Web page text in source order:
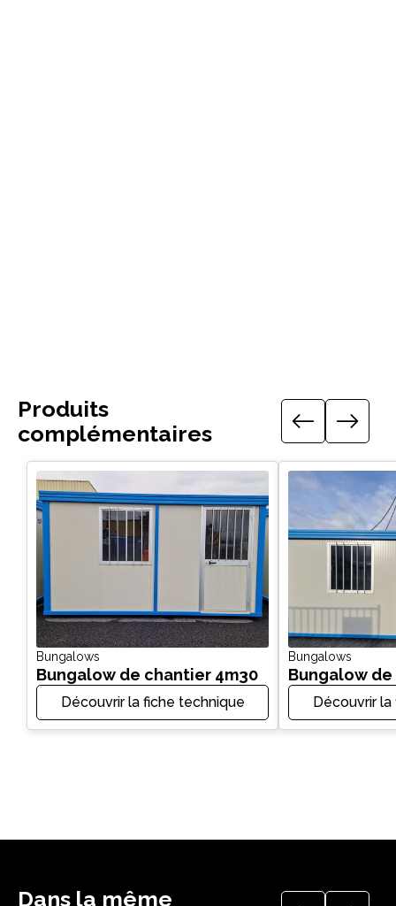
Produits
complémentaires
Bungalows
Bungalow de chantier 4m30
Découvrir la fiche technique
Bungalows
Bungalow
Découvrir
Dans la même